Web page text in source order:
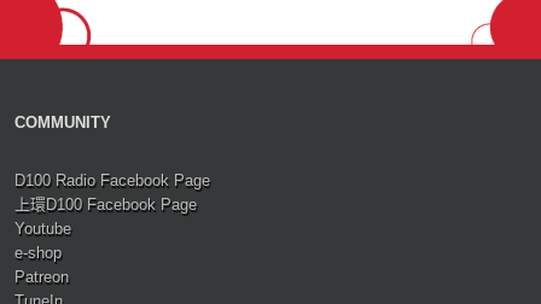
COMMUNITY
D100 Radio Facebook Page
上環D100 Facebook Page
Youtube
e-shop
Patreon